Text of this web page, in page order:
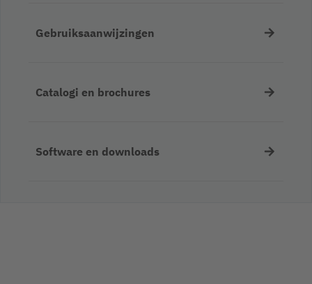
Gebruiksaanwijzingen
Catalogi en brochures
Software en downloads